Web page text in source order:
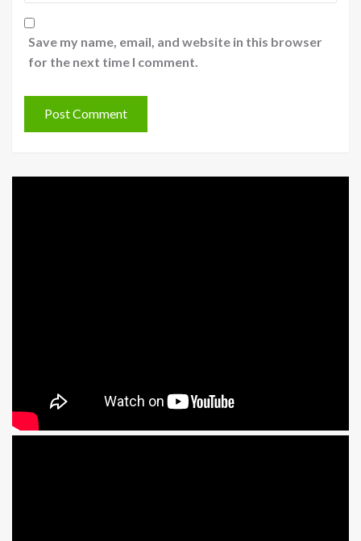
Save my name, email, and website in this browser
for the next time I comment.